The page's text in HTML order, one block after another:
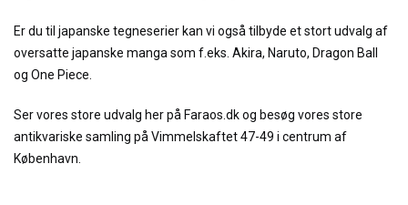
Er du til japanske tegneserier kan vi også tilbyde et stort udvalg af
oversatte japanske manga som f.eks. Akira, Naruto, Dragon Ball
og One Piece.
Ser vores store udvalg her på Faraos.dk og besøg vores store
antikvariske samling på Vimmelskaftet 47-49 i centrum af
København.